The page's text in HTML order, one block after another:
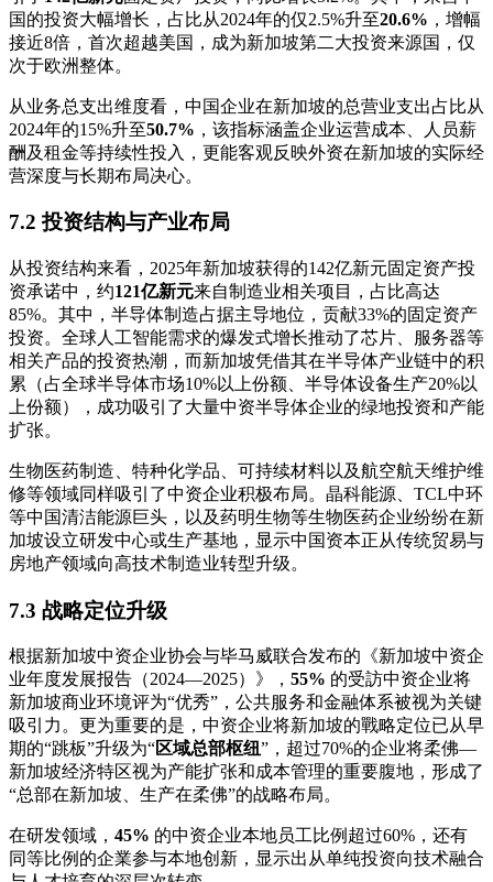
国的投资大幅增长，占比从2024年的仅2.5%升至20.6% ，增幅
接近8倍，首次超越美国，成为新加坡第二大投资来源国，仅
次于欧洲整体。
从业务总支出维度看，中国企业在新加坡的总营业支出占比从
2024年的15%升至50.7% ，该指标涵盖企业运营成本、人员薪
酬及租金等持续性投入，更能客观反映外资在新加坡的实际经
营深度与长期布局决心。
7.2 投资结构与产业布局
从投资结构来看，2025年新加坡获得的142亿新元固定资产投
资承诺中，约121亿新元来自制造业相关项目，占比高达
85%。其中，半导体制造占据主导地位，贡献33%的固定资产
投资。全球人工智能需求的爆发式增长推动了芯片、服务器等
相关产品的投资热潮，而新加坡凭借其在半导体产业链中的积
累（占全球半导体市场10%以上份额、半导体设备生产20%以
上份额），成功吸引了大量中资半导体企业的绿地投资和产能
扩张。
生物医药制造、特种化学品、可持续材料以及航空航天维护维
修等领域同样吸引了中资企业积极布局。晶科能源、TCL中环
等中国清洁能源巨头，以及药明生物等生物医药企业纷纷在新
加坡设立研发中心或生产基地，显示中国资本正从传统贸易与
房地产领域向高技术制造业转型升级。
7.3 战略定位升级
根据新加坡中资企业协会与毕马威联合发布的《新加坡中资企
业年度发展报告（2024—2025）》， 55% 的受訪中资企业将
新加坡商业环境评为“优秀”，公共服务和金融体系被视为关键
吸引力。更为重要的是，中资企业将新加坡的戰略定位已从早
期的“跳板”升级为“区域总部枢纽”，超过70%的企业将柔佛—
新加坡经济特区视为产能扩张和成本管理的重要腹地，形成了
“总部在新加坡、生产在柔佛”的战略布局。
在研发领域， 45% 的中资企业本地员工比例超过60%，还有
同等比例的企業参与本地创新，显示出从单纯投资向技术融合